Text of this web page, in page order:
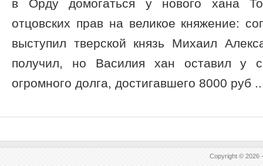
в Орду домогаться у нового хана
отцовских прав на великое княжение:
выступил тверской князь Михаил
получил, но Василия хан оставил у
огромного долга, достигавшего 8000 руб
Copyright © 2026